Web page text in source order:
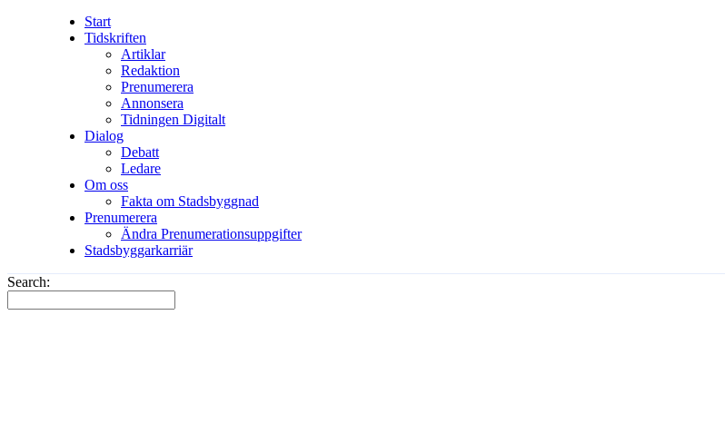
Start
Tidskriften
Artiklar
Redaktion
Prenumerera
Annonsera
Tidningen Digitalt
Dialog
Debatt
Ledare
Om oss
Fakta om Stadsbyggnad
Prenumerera
Ändra Prenumerationsuppgifter
Stadsbyggarkarriär
Search: